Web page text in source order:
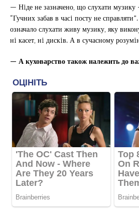
— Нiде не зазначено, що слухати
“Гучних забав в часi посту не
означало слухати живу музику, яку
нi касет, нi дискiв. А в сучасному
— А куховарство також належить до